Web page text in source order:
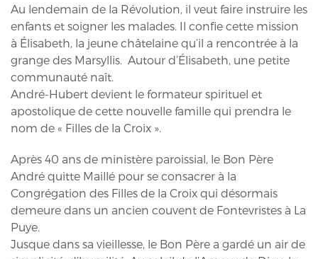
Au lendemain de la Révolution, il veut faire instruire les
enfants et soigner les malades. Il confie cette mission
à Élisabeth, la jeune châtelaine qu’il a rencontrée à la
grange des Marsyllis. Autour d’Élisabeth, une petite
communauté naît.
André-Hubert devient le formateur spirituel et
apostolique de cette nouvelle famille qui prendra le
nom de « Filles de la Croix ».
Après 40 ans de ministère paroissial, le Bon Père
André quitte Maillé pour se consacrer à la
Congrégation des Filles de la Croix qui désormais
demeure dans un ancien couvent de Fontevristes à La
Puye.
Jusque dans sa vieillesse, le Bon Père a gardé un air de